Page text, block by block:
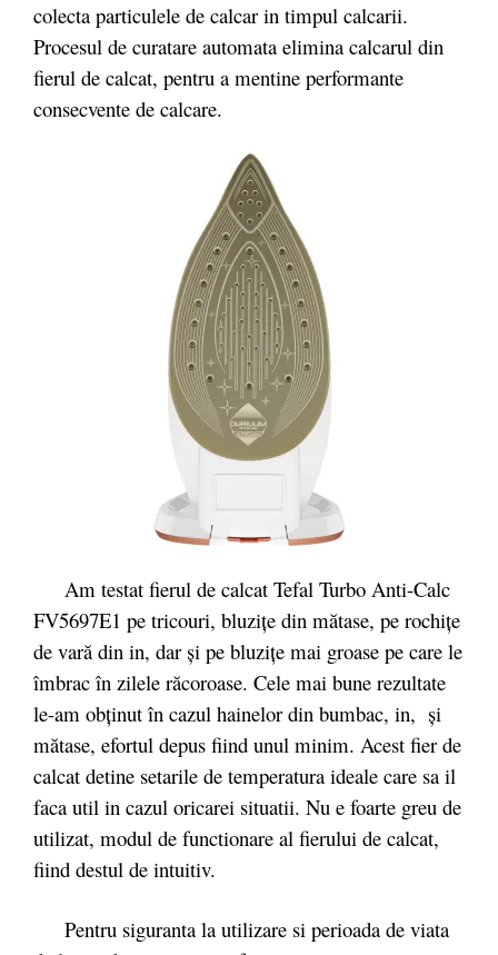
colecta particulele de calcar in timpul calcarii.
Procesul de curatare automata elimina calcarul din
fierul de calcat, pentru a mentine performante
consecvente de calcare.
Am testat fierul de calcat Tefal Turbo Anti-Calc
FV5697E1 pe tricouri, bluziţe din mătase, pe rochiţe
de vară din in, dar şi pe bluziţe mai groase pe care le
îmbrac în zilele răcoroase. Cele mai bune rezultate
le-am obţinut în cazul hainelor din bumbac, in, şi
mătase, efortul depus fiind unul minim. Acest fier de
calcat detine setarile de temperatura ideale care sa il
faca util in cazul oricarei situatii. Nu e foarte greu de
utilizat, modul de functionare al fierului de calcat,
fiind destul de intuitiv.
Pentru siguranta la utilizare si perioada de viata